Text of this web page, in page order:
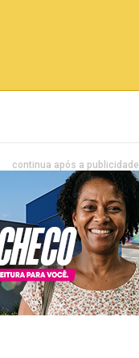
continua após a publicidade